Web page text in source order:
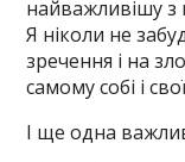
найважливішу з
Я ніколи не
зречення і на
самому собі і
І ще одна